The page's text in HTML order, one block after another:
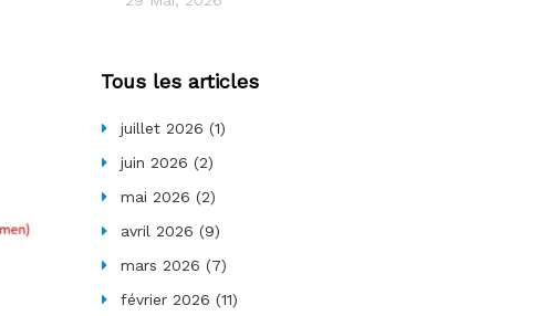
Tous les articles
juillet 2026 (1)
juin 2026 (2)
mai 2026 (2)
avril 2026 (9)
mars 2026 (7)
février 2026 (11)